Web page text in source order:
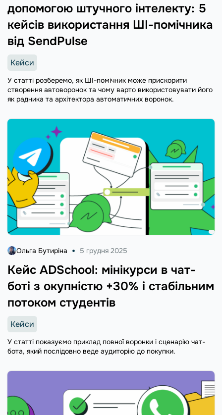
допомогою штучного інтелекту: 5
кейсів використання ШІ-помічника
від SendPulse
Кейси
У статті розберемо, як ШІ-помічник може прискорити
створення автоворонок та чому варто використовувати його
як радника та архітектора автоматичних воронок.
Кейс ADSchool: мінікурси в чат-
боті з окупністю +30% і стабільним
потоком студентів
Ольга Бутиріна 5 грудня 2025
Кейси
У статті показуємо приклад повної воронки і сценарію чат-
бота, який послідовно веде аудиторію до покупки.